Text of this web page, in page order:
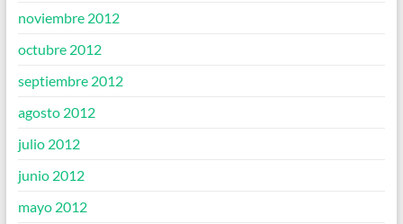
noviembre 2012
octubre 2012
septiembre 2012
agosto 2012
julio 2012
junio 2012
mayo 2012